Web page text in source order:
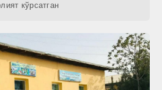
кўрсатган